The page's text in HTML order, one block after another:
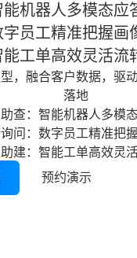
能机器人多模态应
员工精准把握画
能工单高效灵活流
，融合客户数据，驱
落地
助查：智能机器人多模
问：数字员工精准把
助建：智能工单高效灵
预约演示